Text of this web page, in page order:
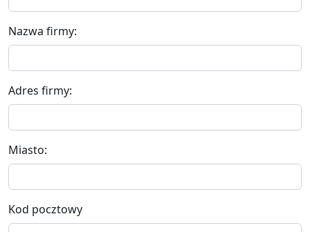
Nazwa firmy:
Adres firmy:
Miasto:
Kod pocztowy